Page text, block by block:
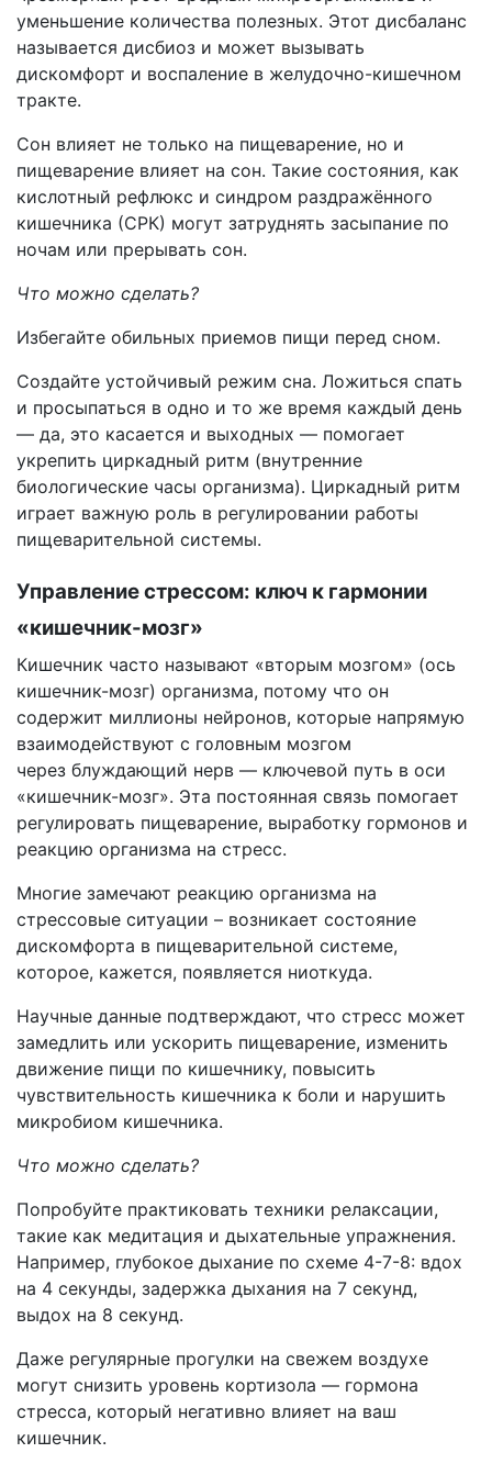
уменьшение количества полезных. Этот дисбаланс
называется дисбиоз и может вызывать
дискомфорт и воспаление в желудочно-кишечном
тракте.
Сон влияет не только на пищеварение, но и
пищеварение влияет на сон. Такие состояния, как
кислотный рефлюкс и синдром раздражённого
кишечника (СРК) могут затруднять засыпание по
ночам или прерывать сон.
Что можно сделать?
Избегайте обильных приемов пищи перед сном.
Создайте устойчивый режим сна. Ложиться спать
и просыпаться в одно и то же время каждый день
— да, это касается и выходных — помогает
укрепить циркадный ритм (внутренние
биологические часы организма). Циркадный ритм
играет важную роль в регулировании работы
пищеварительной системы.
Управление стрессом: ключ к гармонии
«кишечник-мозг»
Кишечник часто называют «вторым мозгом» (ось
кишечник-мозг) организма, потому что он
содержит миллионы нейронов, которые напрямую
взаимодействуют с головным мозгом
через блуждающий нерв — ключевой путь в оси
«кишечник-мозг». Эта постоянная связь помогает
регулировать пищеварение, выработку гормонов и
реакцию организма на стресс.
Многие замечают реакцию организма на
стрессовые ситуации – возникает состояние
дискомфорта в пищеварительной системе,
которое, кажется, появляется ниоткуда.
Научные данные подтверждают, что стресс может
замедлить или ускорить пищеварение, изменить
движение пищи по кишечнику, повысить
чувствительность кишечника к боли и нарушить
микробиом кишечника.
Что можно сделать?
Попробуйте практиковать техники релаксации,
такие как медитация и дыхательные упражнения.
Например, глубокое дыхание по схеме 4-7-8: вдох
на 4 секунды, задержка дыхания на 7 секунд,
выдох на 8 секунд.
Даже регулярные прогулки на свежем воздухе
могут снизить уровень кортизола — гормона
стресса, который негативно влияет на ваш
кишечник.